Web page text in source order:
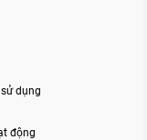
dụng
động